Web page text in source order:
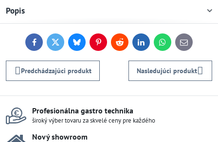
Popis
FacebookTwitterBlueskyPinterestReddit LinkedInWhatsApp
E-
mail
Predchádzajúci produkt Nasledujúci produkt
Profesionálna gastro technika
široký výber tovaru za skvelé ceny pre každého
Nový showroom